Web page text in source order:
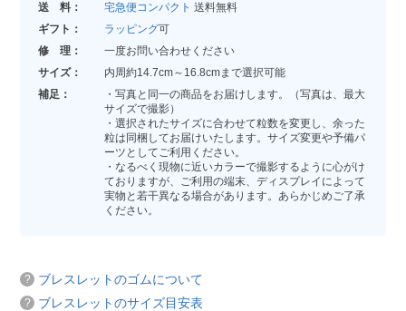
送 料：
宅急便コンパクト 送料無料
ギフト：
ラッピング可
修 理：
一度お問い合わせください
サイズ：
内周約14.7cm～16.8cmまで選択可能
補足：
・写真と同一の商品をお届けします。（写真は、最大
サイズで撮影）
・選択されたサイズに合わせて粒数を変更し、余った
粒は同梱してお届けいたします。サイズ変更や予備パ
ーツとしてご利用ください。
・なるべく現物に近いカラーで撮影するように心がけ
ておりますが、ご利用の端末、ディスプレイによって
実物と若干異なる場合があります。あらかじめご了承
ください。
ブレスレットのゴムについて
ブレスレットのサイズ目安表